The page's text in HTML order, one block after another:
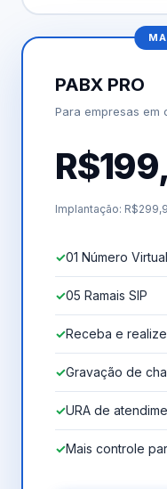
PABX PRO
Para empresas em
Implantação:
01 Número
05 Ramais SIP
Receba e
Gravação de
URA de
Mais controle